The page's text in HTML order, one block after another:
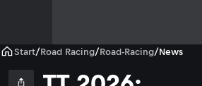
Start/Road Racing/Road-Racing/News